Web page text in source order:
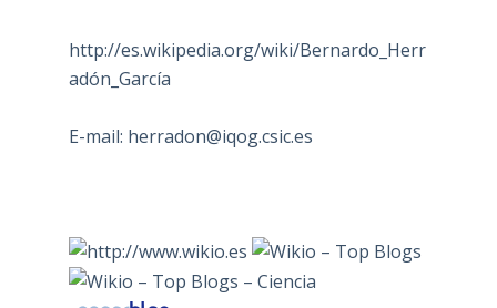
http://es.wikipedia.org/wiki/Bernardo_Herr
adón_García
E-mail: herradon@iqog.csic.es